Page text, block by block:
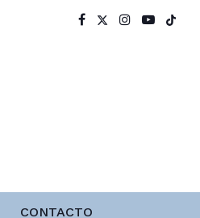
CONTACTO